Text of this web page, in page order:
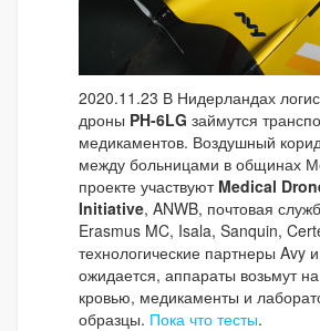
2020.11.23 В Нидерландах
дроны PH-6LG займутся
медикаментов. Воздушный
между больницами в общинах
проекте участвуют Medical
Initiative, ANWB, почтовая
Erasmus MC, Isala, Sanquin,
технологические партнеры Avy
ожидается, аппараты возьмут
кровью, медикаменты и
образцы. Пока что тесты.